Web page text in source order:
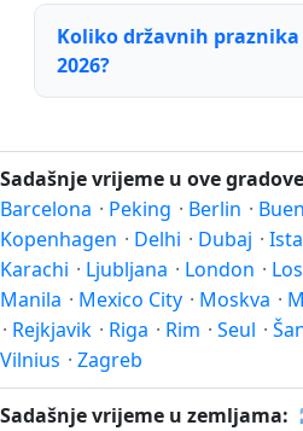
Koliko državnih
2026?
Sadašnje vrijeme u ove
Barcelona · Peking · Berlin ·
Kopenhagen · Delhi · Dubaj ·
Karachi · Ljubljana · London ·
Manila · Mexico City · Moskva ·
· Rejkjavik · Riga · Rim · Seul ·
Vilnius · Zagreb
Sadašnje vrijeme u zemljama: